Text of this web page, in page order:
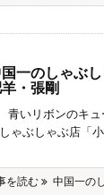
一のしゃぶ
・張剛
青いリボンのキュ
ゃぶしゃぶ店「
を読む 中国一のし